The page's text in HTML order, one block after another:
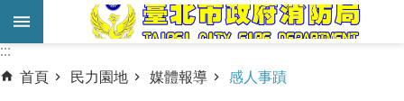
跳到主要內容區塊
進
:::
:::
首頁
民力園地 媒體報導 感人事蹟